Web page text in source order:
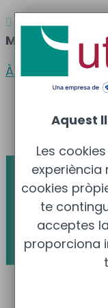
 Atenció al
Madrid: 910 211
Àrea clients
Español
Aquest
Les
experiència
cookies
te
acceptes
proporciona